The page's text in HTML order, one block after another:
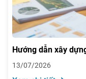
Hướng dẫn xây
13/07/2026